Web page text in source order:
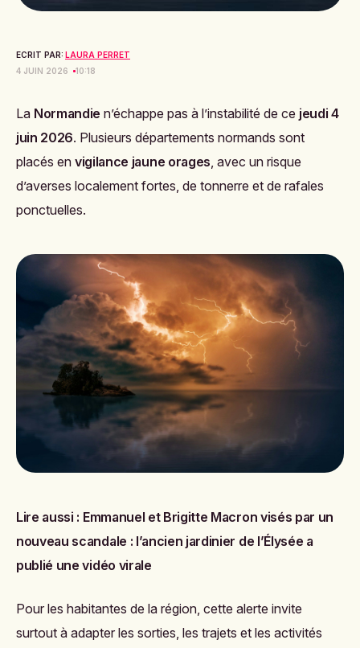
ECRIT PAR: LAURA PERRET
4 JUIN 2026
10:18
La Normandie n’échappe pas à l’instabilité de ce jeudi 4
juin 2026. Plusieurs départements normands sont
placés en vigilance jaune orages, avec un risque
d’averses localement fortes, de tonnerre et de rafales
ponctuelles.
Lire aussi : Emmanuel et Brigitte Macron visés par un
nouveau scandale : l’ancien jardinier de l’Élysée a
publié une vidéo virale
Pour les habitantes de la région, cette alerte invite
surtout à adapter les sorties, les trajets et les activités